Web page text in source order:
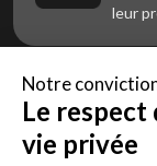
leur
vous
Notre
Le respect
vie privée